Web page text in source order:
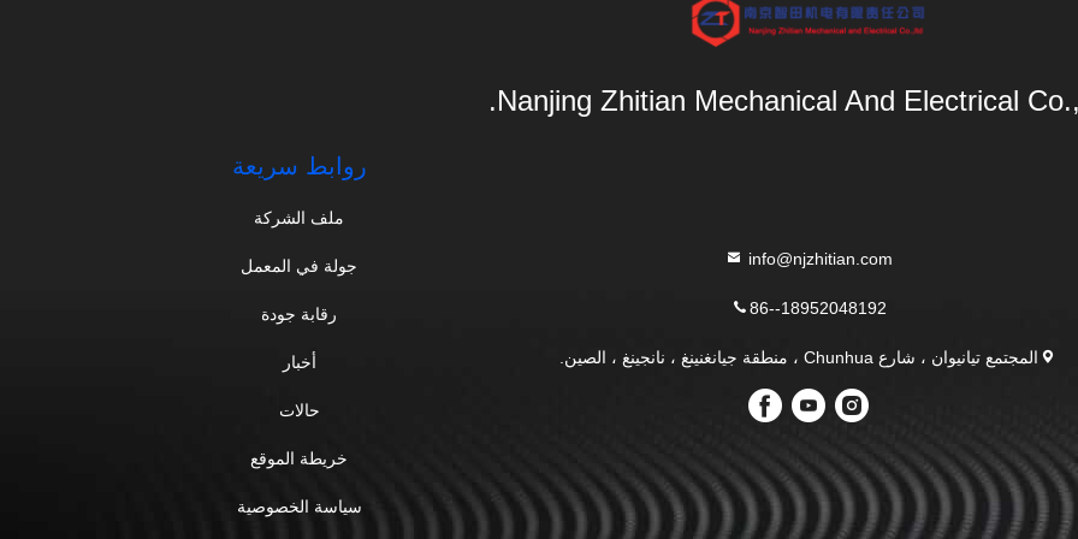
Nanjing Zhitian Mechanical And Electrical
info@njzhitian.com
86--18952048192
المجتمع تيانيوان ، شارع Chunhua ، منطقة جيانغنينغ ، نانجينغ ، الصين.
روابط سريعة
ملف الشركة
جولة في المعمل
رقابة جودة
أخبار
حالات
خريطة الموقع
سياسة الخصوصية